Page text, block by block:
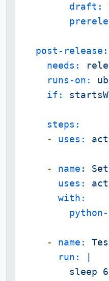
draft:
post-release:
needs:
runs-on:
if:
steps:
-
uses:
- name: Set
uses:
with:
- name:
run:
sleep